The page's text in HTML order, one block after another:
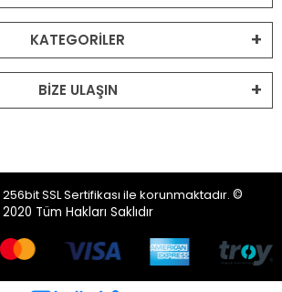
KATEGORİLER
BİZE ULAŞIN
SSL Sertifikası ile korunmaktadır. ©
2020 Tüm Hakları Saklıdır